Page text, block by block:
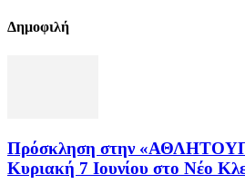
Δημοφιλή
Πρόσκληση στην
Κυριακή 7 Ιουνίου στο Νέο